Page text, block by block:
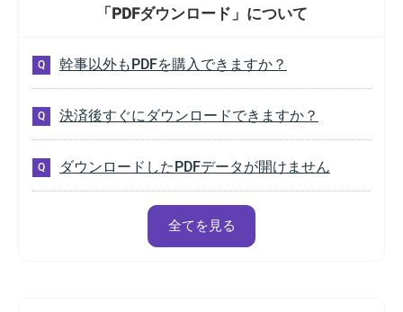
「PDFダウンロード」 について
幹事以外もPDFを購入できますか？
決済後すぐにダウンロードできますか？
ダウンロードしたPDFデータが開けません
全てを見る